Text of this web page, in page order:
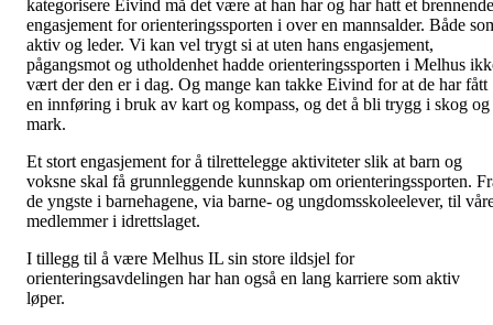
kategorisere Eivind må det være at han har og har hatt et brennende
engasjement for orienteringssporten i over en mannsalder. Både
aktiv og leder. Vi kan vel trygt si at uten hans engasjement,
pågangsmot og utholdenhet hadde orienteringssporten i Melhus
vært der den er i dag. Og mange kan takke Eivind for at de har fått
en innføring i bruk av kart og kompass, og det å bli trygg i skog og
mark.
Et stort engasjement for å tilrettelegge aktiviteter slik at barn og
voksne skal få grunnleggende kunnskap om orienteringssporten.
de yngste i barnehagene, via barne- og ungdomsskoleelever, til
medlemmer i idrettslaget.
I tillegg til å være Melhus IL sin store ildsjel for
orienteringsavdelingen har han også en lang karriere som aktiv
løper.